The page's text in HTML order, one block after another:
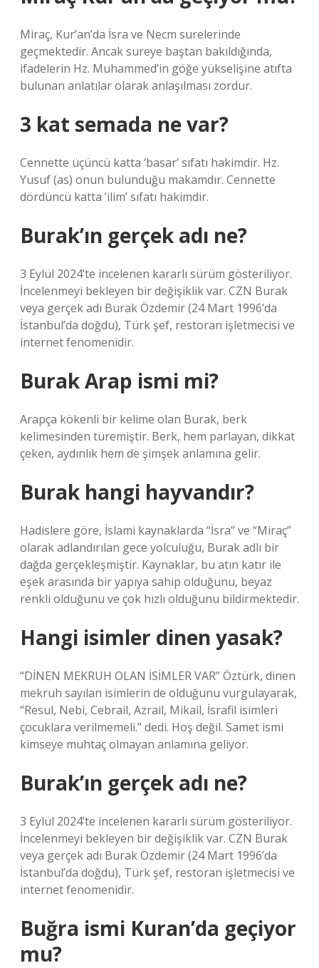
Miraç, Kur’an’da İsra ve Necm surelerinde
geçmektedir. Ancak sureye baştan bakıldığında,
ifadelerin Hz. Muhammed’in göğe yükselişine atıfta
bulunan anlatılar olarak anlaşılması zordur.
3 kat semada ne var?
Cennette üçüncü katta ‘basar’ sıfatı hakimdir. Hz.
Yusuf (as) onun bulunduğu makamdır. Cennette
dördüncü katta ‘ilim’ sıfatı hakimdir.
Burak’ın gerçek adı ne?
3 Eylül 2024’te incelenen kararlı sürüm gösteriliyor.
İncelenmeyi bekleyen bir değişiklik var. CZN Burak
veya gerçek adı Burak Özdemir (24 Mart 1996’da
İstanbul’da doğdu), Türk şef, restoran işletmecisi ve
internet fenomenidir.
Burak Arap ismi mi?
Arapça kökenli bir kelime olan Burak, berk
kelimesinden türemiştir. Berk, hem parlayan, dikkat
çeken, aydınlık hem de şimşek anlamına gelir.
Burak hangi hayvandır?
Hadislere göre, İslami kaynaklarda “İsra” ve “Miraç”
olarak adlandırılan gece yolculuğu, Burak adlı bir
dağda gerçekleşmiştir. Kaynaklar, bu atın katır ile
eşek arasında bir yapıya sahip olduğunu, beyaz
renkli olduğunu ve çok hızlı olduğunu bildirmektedir.
Hangi isimler dinen yasak?
“DİNEN MEKRUH OLAN İSİMLER VAR” Öztürk, dinen
mekruh sayılan isimlerin de olduğunu vurgulayarak,
“Resul, Nebi, Cebrail, Azrail, Mikail, İsrafil isimleri
çocuklara verilmemeli.” dedi. Hoş değil. Samet ismi
kimseye muhtaç olmayan anlamına geliyor.
Burak’ın gerçek adı ne?
3 Eylül 2024’te incelenen kararlı sürüm gösteriliyor.
İncelenmeyi bekleyen bir değişiklik var. CZN Burak
veya gerçek adı Burak Özdemir (24 Mart 1996’da
İstanbul’da doğdu), Türk şef, restoran işletmecisi ve
internet fenomenidir.
Buğra ismi Kuran’da geçiyor
mu?